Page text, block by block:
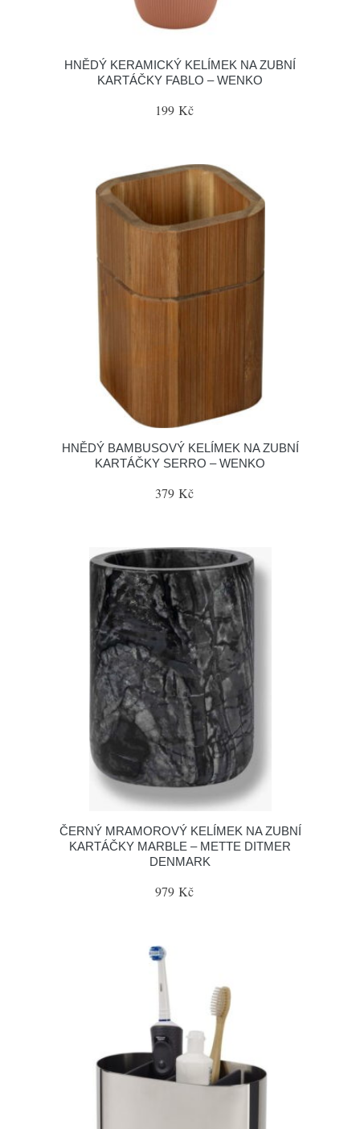
HNĚDÝ KERAMICKÝ KELÍMEK NA ZUBNÍ
KARTÁČKY FABLO – WENKO
199 Kč
HNĚDÝ BAMBUSOVÝ KELÍMEK NA ZUBNÍ
KARTÁČKY SERRO – WENKO
379 Kč
ČERNÝ MRAMOROVÝ KELÍMEK NA ZUBNÍ
KARTÁČKY MARBLE – METTE DITMER
DENMARK
979 Kč